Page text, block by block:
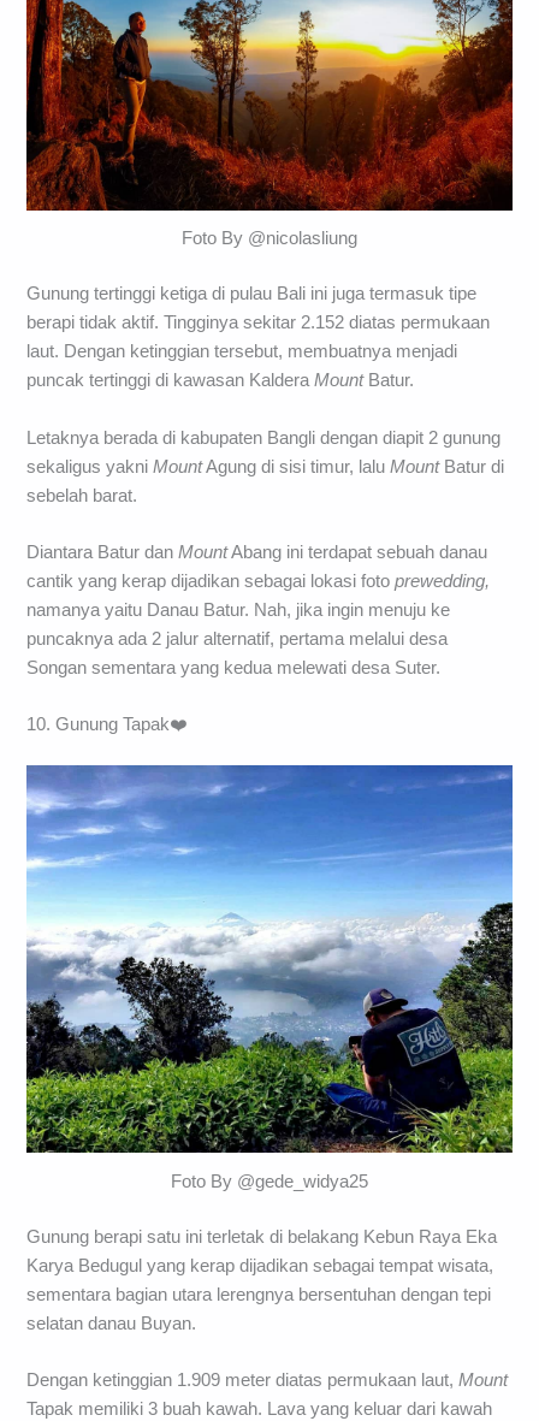
Foto By @nicolasliung
Gunung tertinggi ketiga di pulau Bali ini juga termasuk tipe
berapi tidak aktif. Tingginya sekitar 2.152 diatas permukaan
laut. Dengan ketinggian tersebut, membuatnya menjadi
puncak tertinggi di kawasan KalderaMountBatur.
Letaknya berada di kabupaten Bangli dengan diapit 2 gunung
sekaligus yakniMountAgung di sisi timur, laluMountBatur di
sebelah barat.
Diantara Batur danMountAbang ini terdapat sebuah danau
cantik yang kerap dijadikan sebagai lokasi fotoprewedding,
namanya yaitu Danau Batur. Nah, jika ingin menuju ke
puncaknya ada 2 jalur alternatif, pertama melalui desa
Songan sementara yang kedua melewati desa Suter.
10. Gunung Tapak❤️
Foto By @gede_widya25
Gunung berapi satu ini terletak di belakang Kebun Raya Eka
Karya Bedugul yang kerap dijadikan sebagai tempat wisata,
sementara bagian utara lerengnya bersentuhan dengan tepi
selatan danau Buyan.
Dengan ketinggian 1.909 meter diatas permukaan laut,Mount
Tapak memiliki 3 buah kawah. Lava yang keluar dari kawah